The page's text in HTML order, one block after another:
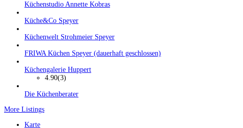
Küchenstudio Annette Kobras
Küche&Co Speyer
Küchenwelt Strohmeier Speyer
FRIWA Küchen Speyer (dauerhaft geschlossen)
Küchengalerie Huppert
4.90(3)
Die Küchenberater
More Listings
Karte